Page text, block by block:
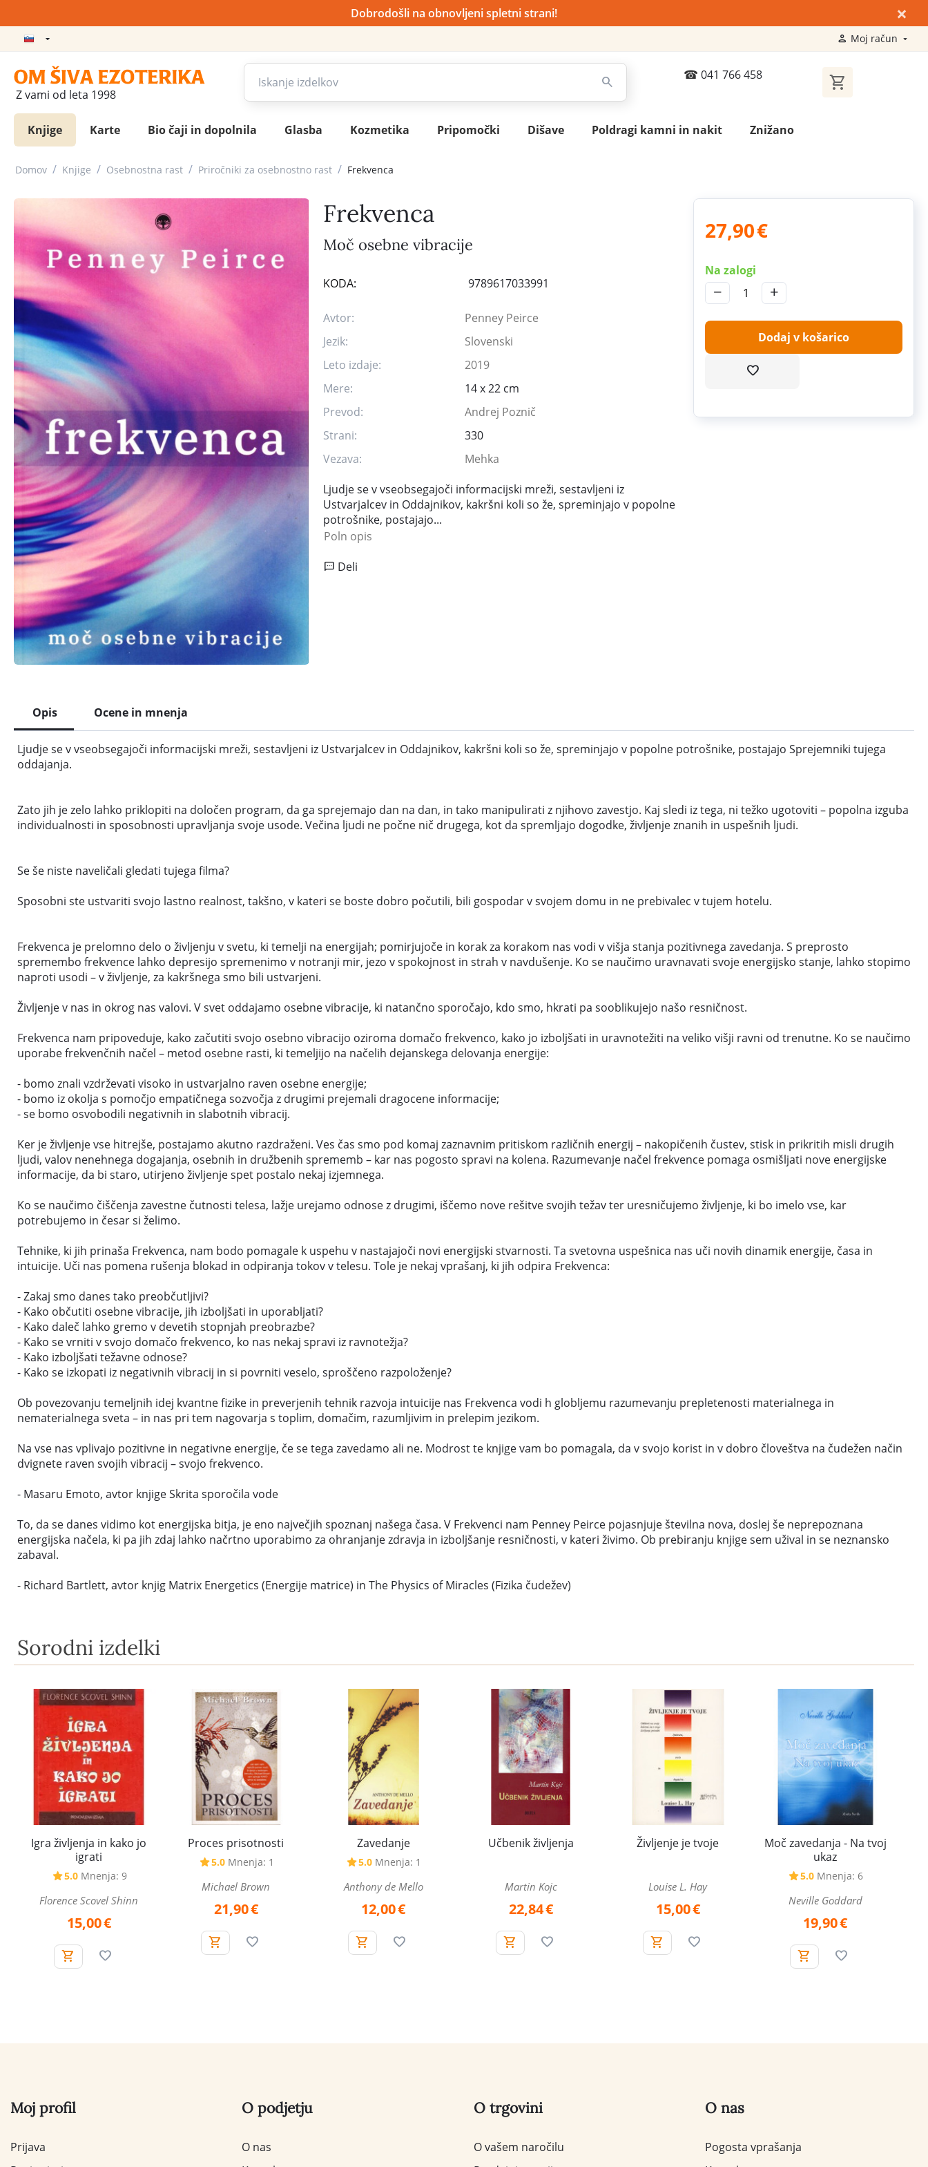
Dobrodošli na obnovljeni spletni strani! ×
Moj račun
Z vami od leta 1998
041 766 458
Knjige Karte Bio čaji in dopolnila Glasba Kozmetika Pripomočki Dišave Poldragi kamni in nakit Znižano
Domov / Knjige / Osebnostna rast / Priročniki za osebnostno rast / Frekvenca
Frekvenca
Moč osebne vibracije
KODA: 9789617033991
Avtor:
Penney Peirce
Jezik:
Slovenski
Leto izdaje:
2019
Mere:
14 x 22 cm
Prevod:
Andrej Poznič
Strani:
330
Vezava:
Mehka
Ljudje se v vseobsegajoči informacijski mreži, sestavljeni iz
Ustvarjalcev in Oddajnikov, kakršni koli so že, spreminjajo v popolne
potrošnike, postajajo...
Poln opis
27,90€
Na zalogi
+
−
Dodaj v košarico
Deli
Opis Ocene in mnenja
Ljudje se v vseobsegajoči informacijski mreži, sestavljeni iz Ustvarjalcev in Oddajnikov, kakršni koli so že, spreminjajo v popolne potrošnike, postajajo Sprejemniki tujega
oddajanja.
Zato jih je zelo lahko priklopiti na določen program, da ga sprejemajo dan na dan, in tako manipulirati z njihovo zavestjo. Kaj sledi iz tega, ni težko ugotoviti – popolna izguba
individualnosti in sposobnosti upravljanja svoje usode. Večina ljudi ne počne nič drugega, kot da spremljajo dogodke, življenje znanih in uspešnih ljudi.
Se še niste naveličali gledati tujega filma?
Sposobni ste ustvariti svojo lastno realnost, takšno, v kateri se boste dobro počutili, bili gospodar v svojem domu in ne prebivalec v tujem hotelu.
Frekvenca je prelomno delo o življenju v svetu, ki temelji na energijah; pomirjujoče in korak za korakom nas vodi v višja stanja pozitivnega zavedanja. S preprosto
spremembo frekvence lahko depresijo spremenimo v notranji mir, jezo v spokojnost in strah v navdušenje. Ko se naučimo uravnavati svoje energijsko stanje, lahko stopimo
naproti usodi – v življenje, za kakršnega smo bili ustvarjeni.
Življenje v nas in okrog nas valovi. V svet oddajamo osebne vibracije, ki natančno sporočajo, kdo smo, hkrati pa sooblikujejo našo resničnost.
Frekvenca nam pripoveduje, kako začutiti svojo osebno vibracijo oziroma domačo frekvenco, kako jo izboljšati in uravnotežiti na veliko višji ravni od trenutne. Ko se naučimo
uporabe frekvenčnih načel – metod osebne rasti, ki temeljijo na načelih dejanskega delovanja energije:
- bomo znali vzdrževati visoko in ustvarjalno raven osebne energije;
- bomo iz okolja s pomočjo empatičnega sozvočja z drugimi prejemali dragocene informacije;
- se bomo osvobodili negativnih in slabotnih vibracij.
Ker je življenje vse hitrejše, postajamo akutno razdraženi. Ves čas smo pod komaj zaznavnim pritiskom različnih energij – nakopičenih čustev, stisk in prikritih misli drugih
ljudi, valov nenehnega dogajanja, osebnih in družbenih sprememb – kar nas pogosto spravi na kolena. Razumevanje načel frekvence pomaga osmišljati nove energijske
informacije, da bi staro, utirjeno življenje spet postalo nekaj izjemnega.
Ko se naučimo čiščenja zavestne čutnosti telesa, lažje urejamo odnose z drugimi, iščemo nove rešitve svojih težav ter uresničujemo življenje, ki bo imelo vse, kar
potrebujemo in česar si želimo.
Tehnike, ki jih prinaša Frekvenca, nam bodo pomagale k uspehu v nastajajoči novi energijski stvarnosti. Ta svetovna uspešnica nas uči novih dinamik energije, časa in
intuicije. Uči nas pomena rušenja blokad in odpiranja tokov v telesu. Tole je nekaj vprašanj, ki jih odpira Frekvenca:
- Zakaj smo danes tako preobčutljivi?
- Kako občutiti osebne vibracije, jih izboljšati in uporabljati?
- Kako daleč lahko gremo v devetih stopnjah preobrazbe?
- Kako se vrniti v svojo domačo frekvenco, ko nas nekaj spravi iz ravnotežja?
- Kako izboljšati težavne odnose?
- Kako se izkopati iz negativnih vibracij in si povrniti veselo, sproščeno razpoloženje?
Ob povezovanju temeljnih idej kvantne fizike in preverjenih tehnik razvoja intuicije nas Frekvenca vodi h globljemu razumevanju prepletenosti materialnega in
nematerialnega sveta – in nas pri tem nagovarja s toplim, domačim, razumljivim in prelepim jezikom.
Na vse nas vplivajo pozitivne in negativne energije, če se tega zavedamo ali ne. Modrost te knjige vam bo pomagala, da v svojo korist in v dobro človeštva na čudežen način
dvignete raven svojih vibracij – svojo frekvenco.
- Masaru Emoto, avtor knjige Skrita sporočila vode
To, da se danes vidimo kot energijska bitja, je eno največjih spoznanj našega časa. V Frekvenci nam Penney Peirce pojasnjuje številna nova, doslej še neprepoznana
energijska načela, ki pa jih zdaj lahko načrtno uporabimo za ohranjanje zdravja in izboljšanje resničnosti, v kateri živimo. Ob prebiranju knjige sem užival in se neznansko
zabaval.
- Richard Bartlett, avtor knjig Matrix Energetics (Energije matrice) in The Physics of Miracles (Fizika čudežev)
Sorodni izdelki
Igra življenja in kako jo
igrati
5.0 Mnenja: 9
Florence Scovel Shinn
15,00€
Proces prisotnosti
5.0 Mnenja: 1
Michael Brown
21,90€
Zavedanje
5.0 Mnenja: 1
Anthony de Mello
12,00€
Učbenik življenja
Martin Kojc
22,84€
Življenje je tvoje
Louise L. Hay
15,00€
Moč zavedanja - Na tvoj
ukaz
5.0 Mnenja: 6
Neville Goddard
19,90€
Moj profil
Prijava
O podjetju
O nas
O trgovini
O vašem naročilu
O nas
Pogosta vprašanja